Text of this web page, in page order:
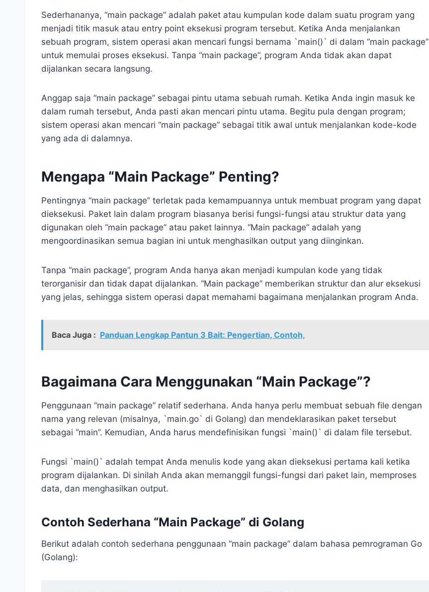
Sederhananya, “main package” adalah paket atau kumpulan kode dalam suatu program yang
menjadi titik masuk atau entry point eksekusi program tersebut. Ketika Anda menjalankan
sebuah program, sistem operasi akan mencari fungsi bernama `main()` di dalam “main package”
untuk memulai proses eksekusi. Tanpa “main package”, program Anda tidak akan dapat
dijalankan secara langsung.
Anggap saja “main package” sebagai pintu utama sebuah rumah. Ketika Anda ingin masuk ke
dalam rumah tersebut, Anda pasti akan mencari pintu utama. Begitu pula dengan program;
sistem operasi akan mencari “main package” sebagai titik awal untuk menjalankan kode-kode
yang ada di dalamnya.
Mengapa “Main Package” Penting?
Pentingnya “main package” terletak pada kemampuannya untuk membuat program yang dapat
dieksekusi. Paket lain dalam program biasanya berisi fungsi-fungsi atau struktur data yang
digunakan oleh “main package” atau paket lainnya. “Main package” adalah yang
mengoordinasikan semua bagian ini untuk menghasilkan output yang diinginkan.
Tanpa “main package”, program Anda hanya akan menjadi kumpulan kode yang tidak
terorganisir dan tidak dapat dijalankan. “Main package” memberikan struktur dan alur eksekusi
yang jelas, sehingga sistem operasi dapat memahami bagaimana menjalankan program Anda.
Baca Juga : Panduan Lengkap Pantun 3 Bait: Pengertian, Contoh,
Bagaimana Cara Menggunakan “Main Package”?
Penggunaan “main package” relatif sederhana. Anda hanya perlu membuat sebuah file dengan
nama yang relevan (misalnya, `main.go` di Golang) dan mendeklarasikan paket tersebut
sebagai “main”. Kemudian, Anda harus mendefinisikan fungsi `main()` di dalam file tersebut.
Fungsi `main()` adalah tempat Anda menulis kode yang akan dieksekusi pertama kali ketika
program dijalankan. Di sinilah Anda akan memanggil fungsi-fungsi dari paket lain, memproses
data, dan menghasilkan output.
Contoh Sederhana “Main Package” di Golang
Berikut adalah contoh sederhana penggunaan “main package” dalam bahasa pemrograman Go
(Golang):